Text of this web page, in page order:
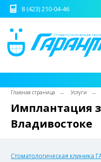
8 (423) 210-04-46
Главная страница → Услуги →
Имплантация
Владивостоке
​Стоматологическая клиника
© ООО "Стоматологическая
WhatsApp Youtube
8 (423)210-04-46